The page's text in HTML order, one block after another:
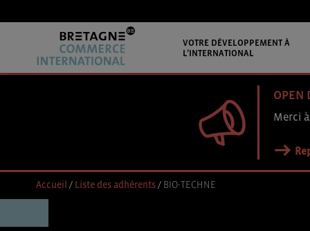
VOTRE DÉVELOPPEMENT À
L’INTERNATIONAL
OPEN
Merci
Accueil / Liste des adhérents/ BIO-TECHNE